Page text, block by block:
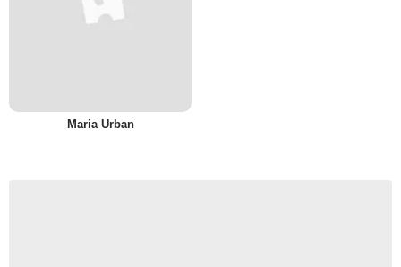
Maria Urban